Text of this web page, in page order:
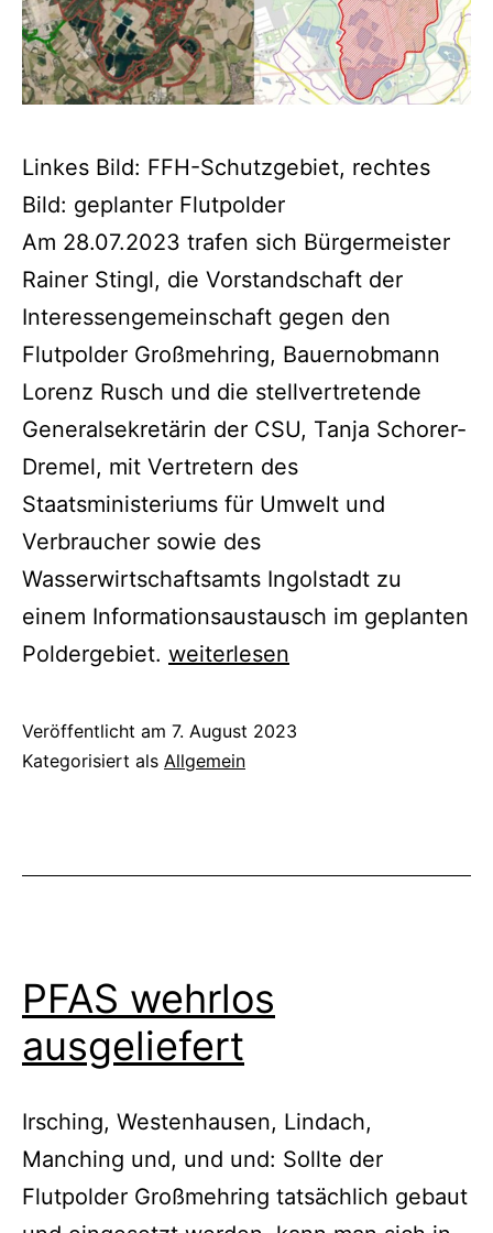
Linkes Bild: FFH-Schutzgebiet, rechtes
Bild: geplanter Flutpolder
Am 28.07.2023 trafen sich Bürgermeister
Rainer Stingl, die Vorstandschaft der
Interessengemeinschaft gegen den
Flutpolder Großmehring, Bauernobmann
Lorenz Rusch und die stellvertretende
Generalsekretärin der CSU, Tanja Schorer-
Dremel, mit Vertretern des
Staatsministeriums für Umwelt und
Verbraucher sowie des
Wasserwirtschaftsamts Ingolstadt zu
einem Informationsaustausch im geplanten
Poldergebiet. weiterlesen
Veröffentlicht am 7. August 2023
Kategorisiert als Allgemein
PFAS wehrlos
ausgeliefert
Irsching, Westenhausen, Lindach,
Manching und, und und: Sollte der
Flutpolder Großmehring tatsächlich gebaut